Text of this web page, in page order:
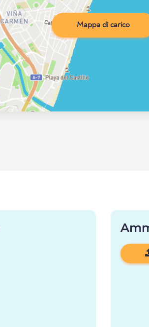
Mappa di carico